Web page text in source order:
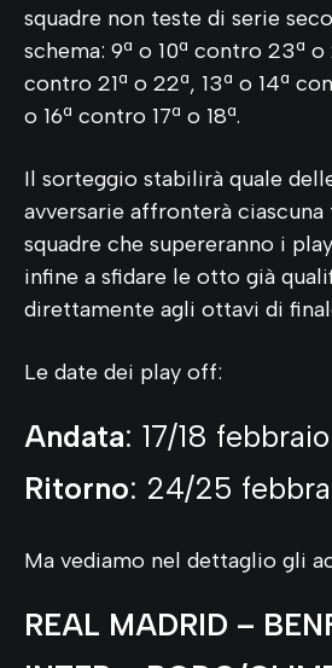
squadre non teste di serie
schema: 9ª o 10ª contro 23ª o
contro 21ª o 22ª, 13ª o 14ª
o 16ª contro 17ª o 18ª.
Il sorteggio stabilirà quale
avversarie affronterà ciascuna
squadre che supereranno i
infine a sfidare le otto già
direttamente agli ottavi di
Le date dei play off:
Andata: 17/18
Ritorno: 24/25
Ma vediamo nel dettaglio gli
REAL MADRID –